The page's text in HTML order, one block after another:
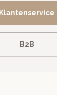
Klantenservice
B2B